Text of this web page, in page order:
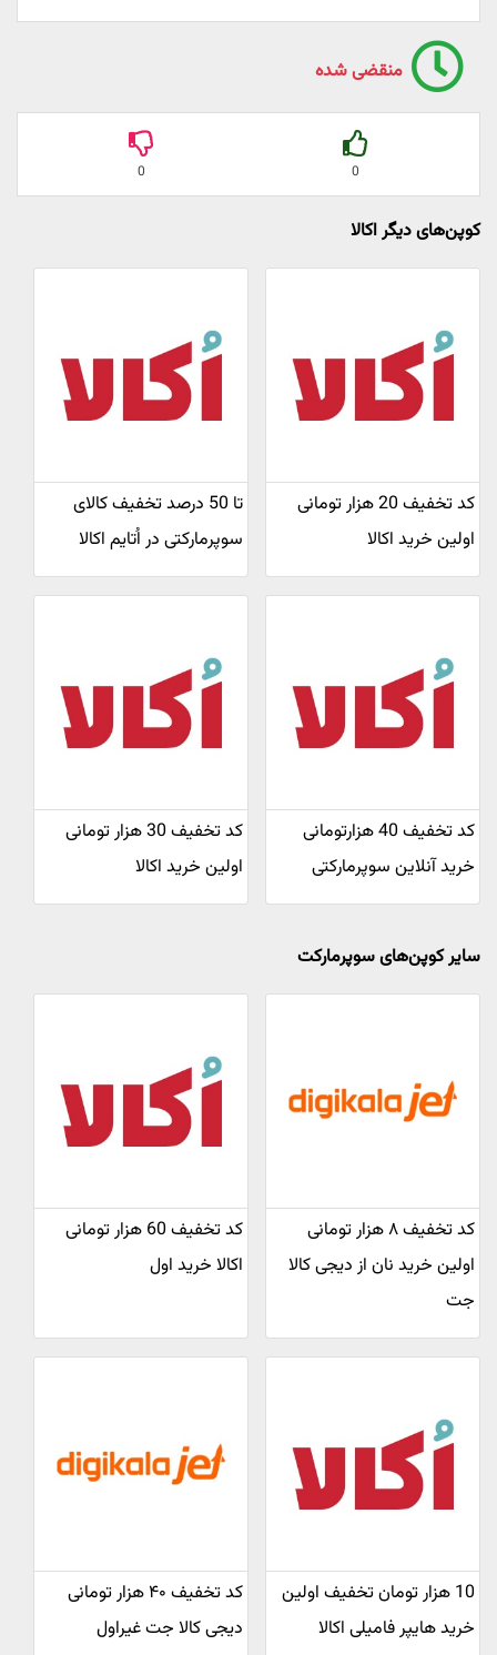
منقضی شده
0
0
کوپن‌های دیگر اکالا
کد تخفیف 20 هزار تومانی
اولین خرید اکالا
تا 50 درصد تخفیف کالای
سوپرمارکتی در اُتایم اکالا
کد تخفیف 40 هزارتومانی
خرید آنلاین سوپرمارکتی
کد تخفیف 30 هزار تومانی
اولین خرید اکالا
سایر کوپن‌های سوپرمارکت
کد تخفیف ۸ هزار تومانی
اولین خرید نان از دیجی کالا
جت
کد تخفیف 60 هزار تومانی
اکالا خرید اول
10 هزار تومان تخفیف اولین
خرید هایپر فامیلی اکالا
کد تخفیف ۴۰ هزار تومانی
دیجی کالا جت غیراول